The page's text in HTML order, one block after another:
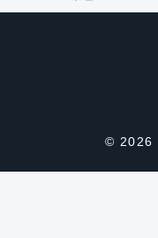
© 2026